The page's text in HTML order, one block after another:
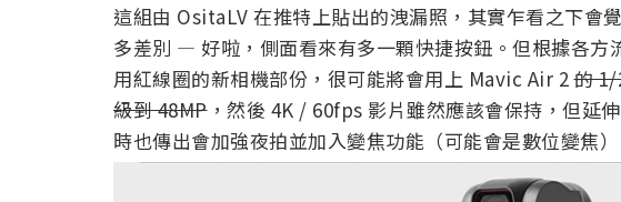
這組由 OsitaLV 在推特上貼出的洩漏照，其實乍看之下會
多差別 — 好啦，側面看來有多一顆快捷按鈕。但根據各
用紅線圈的新相機部份，很可能將會用上 Mavic Air 2的
級到 48MP，然後 4K / 60fps 影片雖然應該會保持，但延
時也傳出會加強夜拍並加入變焦功能（可能會是數位變焦）